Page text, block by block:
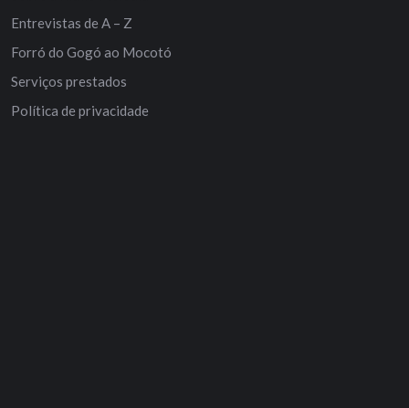
Entrevistas de A – Z
Forró do Gogó ao Mocotó
Serviços prestados
Política de privacidade